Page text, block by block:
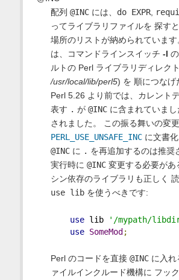
配列 @INCには、 do EXPR,
ってライブラリファイルを 探す
場所のリストが納められていま
は、コマンドラインスイッチ -I
ルトの Perl ライブラリディレク
/usr/local/lib/perl5) を 順につなげ
Perl 5.26 より前では、カレント
表す . が @INCに含まれていまし
されました。 この振る舞いの変
PERL_USE_UNSAFE_INCに文書化
@INCに . を再追加するのは推奨
実行時に @INC変更する必要があ
シン依存のライブラリも正しく
use libを使うべきです:
use lib '/mypath/
use SomeMod ;
Perl のコードを直接 @INCに入れ
ァイルインクルード機構に フッ